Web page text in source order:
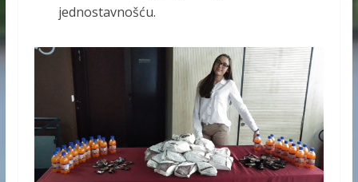
jednostavnošću.